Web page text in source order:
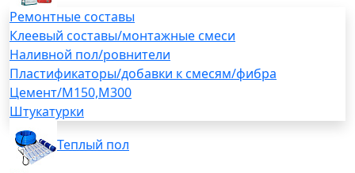
Ремонтные составы
Клеевый составы/монтажные смеси
Наливной пол/ровнители
Пластификаторы/добавки к смесям/фибра
Цемент/М150,М300
Штукатурки
Теплый пол